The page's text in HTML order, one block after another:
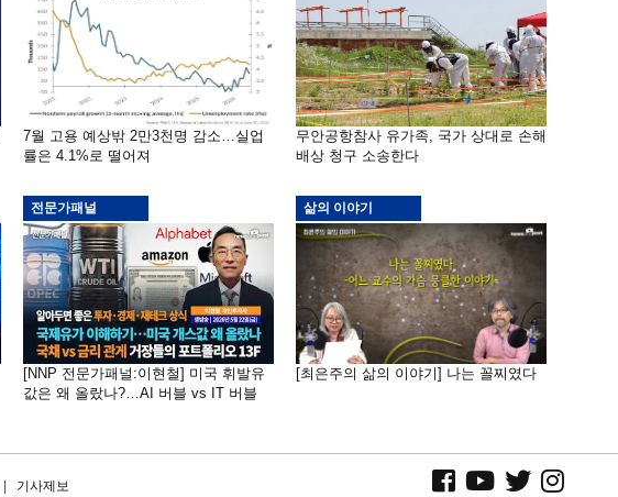
7월 고용 예상밖 2만3천명 감소…실업
률은 4.1%로 떨어져
무안공항참사 유가족, 국가 상대로 손해
배상 청구 소송한다
전문가패널
[NNP 전문가패널:이현철] 미국 휘발유
값은 왜 올랐나?…AI 버블 vs IT 버블
삶의 이야기
[최은주의 삶의 이야기] 나는 꼴찌였다
기사제보